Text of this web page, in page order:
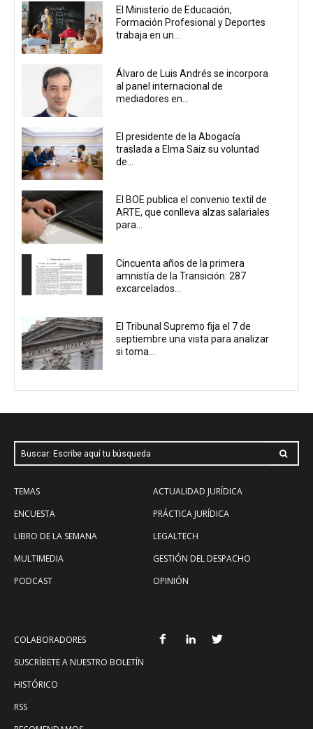
El Ministerio de Educación,
Formación Profesional y Deportes
trabaja en un...
Álvaro de Luis Andrés se incorpora
al panel internacional de
mediadores en...
El presidente de la Abogacía
traslada a Elma Saiz su voluntad
de...
El BOE publica el convenio textil de
ARTE, que conlleva alzas salariales
para...
Cincuenta años de la primera
amnistía de la Transición: 287
excarcelados...
El Tribunal Supremo fija el 7 de
septiembre una vista para analizar
si toma...
Buscar: Escribe aquí tu búsqueda
TEMAS
ENCUESTA
LIBRO DE LA SEMANA
MULTIMEDIA
PODCAST
ACTUALIDAD JURÍDICA
PRÁCTICA JURÍDICA
LEGALTECH
GESTIÓN DEL DESPACHO
OPINIÓN
COLABORADORES
SUSCRÍBETE A NUESTRO BOLETÍN
HISTÓRICO
RSS